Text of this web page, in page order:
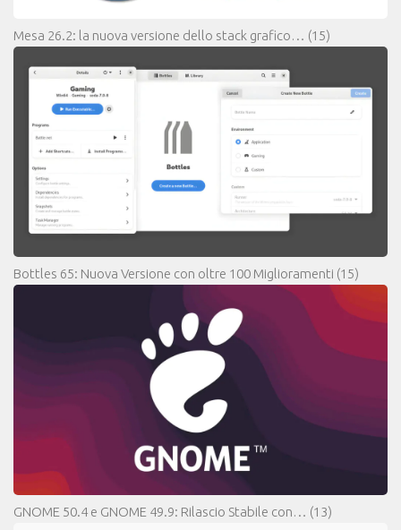
Mesa 26.2: la nuova versione dello stack grafico… (15)
Bottles 65: Nuova Versione con oltre 100 Miglioramenti (15)
GNOME 50.4 e GNOME 49.9: Rilascio Stabile con… (13)